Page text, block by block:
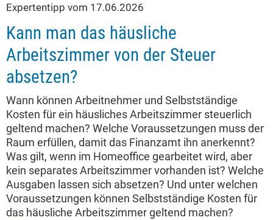
Expertentipp vom 17.06.2026
Kann man das häusliche
Arbeitszimmer von der Steuer
absetzen?
Wann können Arbeitnehmer und Selbstständige
Kosten für ein häusliches Arbeitszimmer steuerlich
geltend machen? Welche Voraussetzungen muss der
Raum erfüllen, damit das Finanzamt ihn anerkennt?
Was gilt, wenn im Homeoffice gearbeitet wird, aber
kein separates Arbeitszimmer vorhanden ist? Welche
Ausgaben lassen sich absetzen? Und unter welchen
Voraussetzungen können Selbstständige Kosten für
das häusliche Arbeitszimmer geltend machen?